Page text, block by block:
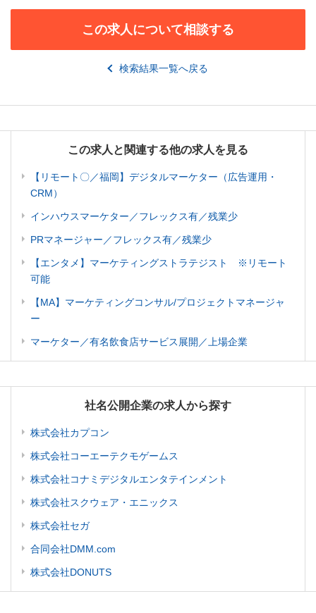
この求人について相談する
検索結果一覧へ戻る
この求人と関連する他の求人を見る
【リモート〇／福岡】デジタルマーケター（広告運用・
CRM）
インハウスマーケター／フレックス有／残業少
PRマネージャー／フレックス有／残業少
【エンタメ】マーケティングストラテジスト ※リモート
可能
【MA】マーケティングコンサル/プロジェクトマネージャ
ー
マーケター／有名飲食店サービス展開／上場企業
社名公開企業の求人から探す
株式会社カプコン
株式会社コーエーテクモゲームス
株式会社コナミデジタルエンタテインメント
株式会社スクウェア・エニックス
株式会社セガ
合同会社DMM.com
株式会社DONUTS